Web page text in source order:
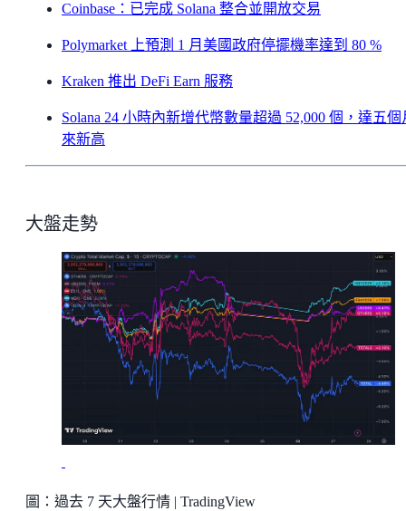
Coinbase：已完成 Solana 整合並開放交易
Polymarket 上預測 1 月美國政府停擺機率達到 80 %
Kraken 推出 DeFi Earn 服務
Solana 24 小時內新增代幣數量超過 52,000 個，達五個
來新高
大盤走勢
圖：過去 7 天大盤行情 | TradingView